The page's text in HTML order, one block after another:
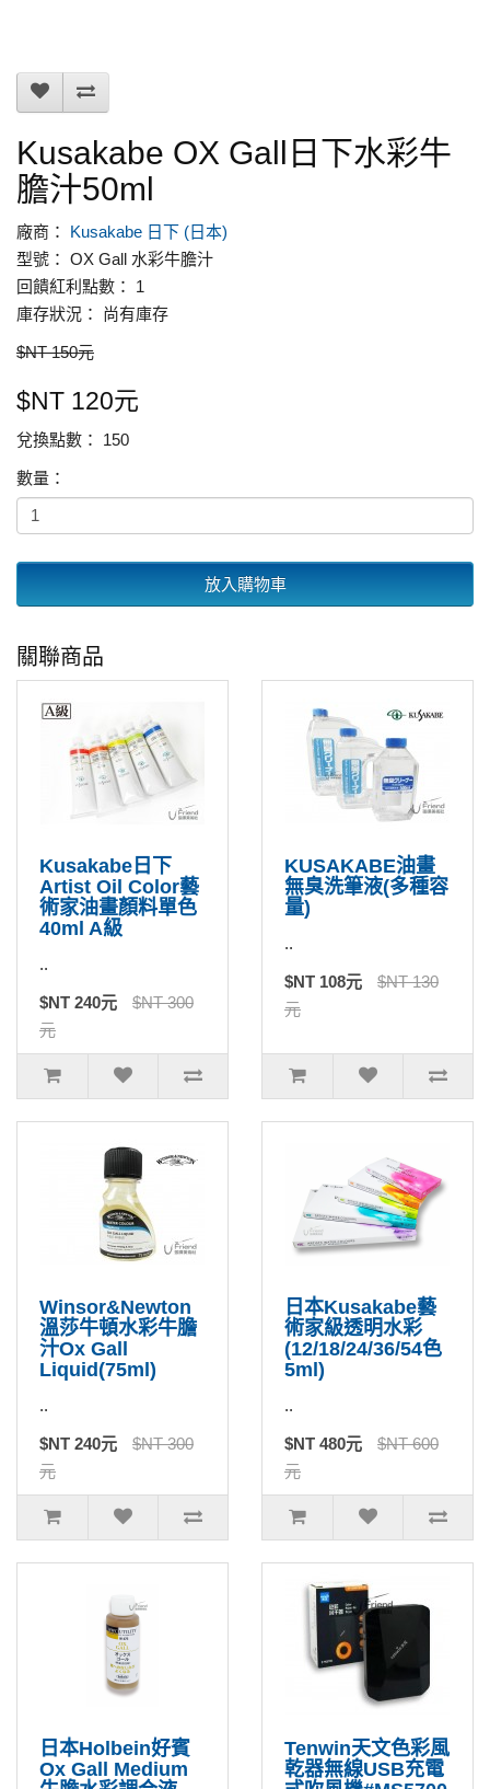
Kusakabe OX Gall日下水彩牛
膽汁50ml
廠商： Kusakabe 日下 (日本)
型號： OX Gall 水彩牛膽汁
回饋紅利點數： 1
庫存狀況： 尚有庫存
$NT 150元
$NT 120元
兌換點數： 150
數量：
放入購物車
關聯商品
Kusakabe日下
Artist Oil Color藝
術家油畫顏料單色
40ml A級
..
$NT 240元
$NT 300
元
KUSAKABE油畫
無臭洗筆液(多種容
量)
..
$NT 108元
$NT 130
元
Winsor&Newton
溫莎牛頓水彩牛膽
汁Ox Gall
Liquid(75ml)
..
$NT 240元
$NT 300
元
日本Kusakabe藝
術家級透明水彩
(12/18/24/36/54色
5ml)
..
$NT 480元
$NT 600
元
日本Holbein好賓
Ox Gall Medium
Tenwin天文色彩風
乾器無線USB充電